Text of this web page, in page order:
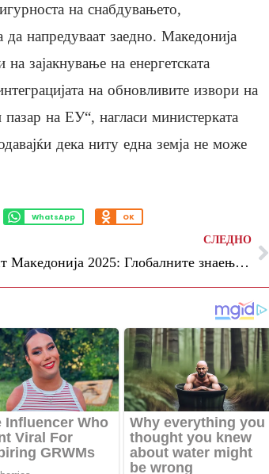
на снабдувањето,
да напредуваат заедно. Македонија
зајакнување на енергетската
на обновливите извори на
на ЕУ“, нагласи министерката
дека ниту една земја не може
WhatsApp OK
СЛЕДНО
Самит Македонија 2025: Глобалните знаења и иновации треба да се искористат за локални приоритети